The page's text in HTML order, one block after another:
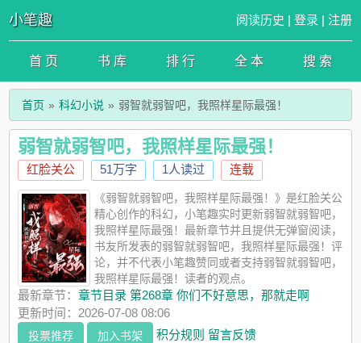
小笔趣 阅读历史 | 登录 | 注册
首 页 书 库 排 行 全 本 搜 索
首页 科幻小说 弱智就弱智吧，我照样星际最强！
弱智就弱智吧，我照样星际最强！
红脸关公 51万字 1人读过 连载
《弱智就弱智吧，我照样星际最强！》是红脸关公
精心创作的科幻，小笔趣实时更新弱智就弱智吧，
我照样星际最强！最新章节并且提供无弹窗阅读，
书友所发表的弱智就弱智吧，我照样星际最强！评
论，并不代表小笔趣赞同或者支持弱智就弱智吧，
我照样星际最强！读者的观点。
最新章节：章节目录 第268章 你们不好意思，那就走啊
更新时间：2026-07-08 08:06
投票推荐 加入书架 积分规则 留言反馈